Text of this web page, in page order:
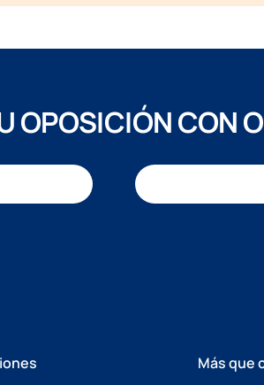
OPOSICIÓN CON
Más que